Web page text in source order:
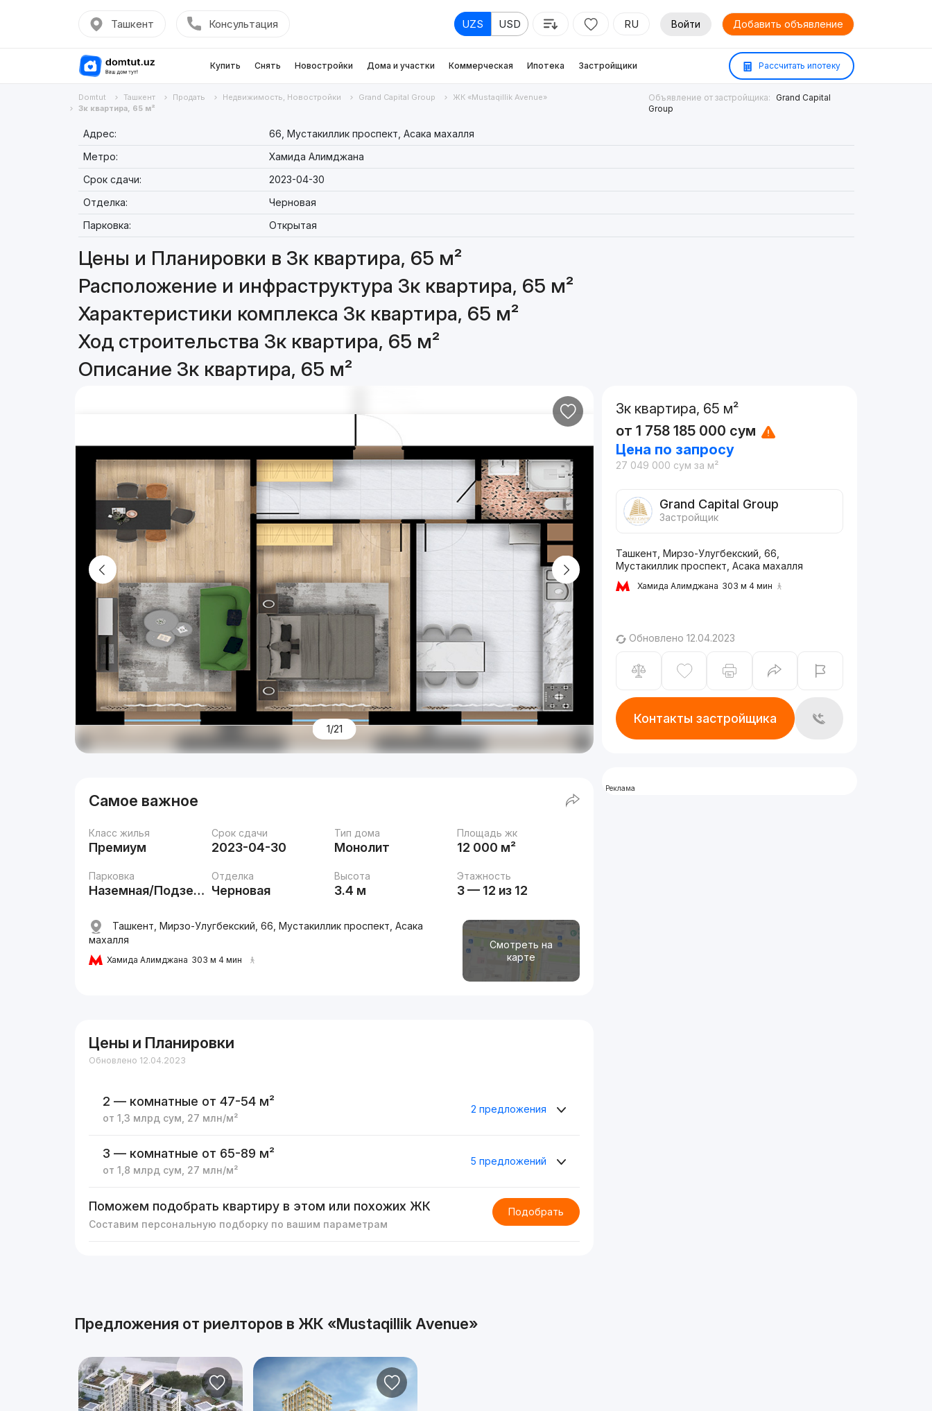
Ташкент Консультация UZS USD RU Войти Добавить объявление
Купить Снять Новостройки Дома и участки Коммерческая Ипотека Застройщики Рассчитать ипотеку
Domtut Ташкент Продать Недвижимость, Новостройки Grand Capital Group
ЖК «Mustaqillik Avenue»
3к квартира, 65 м²
Объявление от застройщика:
Grand Capital
Group
Адрес:
66, Мустакиллик проспект, Асака махалля
Метро:
Хамида Алимджана
Срок сдачи:
2023-04-30
Отделка:
Черновая
Парковка:
Открытая
Цены и Планировки в 3к квартира, 65 м²
Расположение и инфраструктура 3к квартира, 65 м²
Характеристики комплекса 3к квартира, 65 м²
Ход строительства 3к квартира, 65 м²
Описание 3к квартира, 65 м²
1/21
Самое важное
Класс жилья
Премиум
Срок сдачи
2023-04-30
Тип дома
Монолит
Площадь жк
12 000 м²
Парковка
Наземная/Подземная
Отделка
Черновая
Высота
3.4 м
Этажность
3 — 12 из 12
Смотреть на
карте
Ташкент, Мирзо-Улугбекский, 66, Мустакиллик проспект, Асака
махалля
Хамида Алимджана 303 м 4 мин
Цены и Планировки
Обновлено 12.04.2023
2 — комнатные от 47-54 м²
от1,3 млрд сум 27 млн/м²
2 предложения
3 — комнатные от 65-89 м²
от1,8 млрд сум 27 млн/м²
5 предложений
Поможем подобрать квартиру в этом или похожих ЖК
Составим персональную подборку по вашим параметрам
Подобрать
Предложения от риелторов в ЖК «Mustaqillik Avenue»
3к квартира, 65 м²
от 1 758 185 000 сум
Цена по запросу
27 049 000 сум за м²
Grand Capital Group
Застройщик
Ташкент, Мирзо-Улугбекский, 66,
Мустакиллик проспект, Асака махалля
Хамида Алимджана 303 м 4 мин
Обновлено 12.04.2023
Контакты застройщика
Реклама